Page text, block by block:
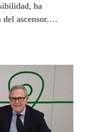
ha
ascensor.